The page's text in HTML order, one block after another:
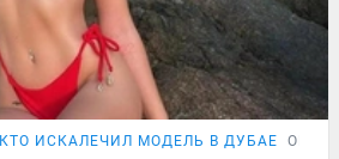
КТО ИСКАЛЕЧИЛ МОДЕЛЬ В ДУБАЕ ОБЗОР